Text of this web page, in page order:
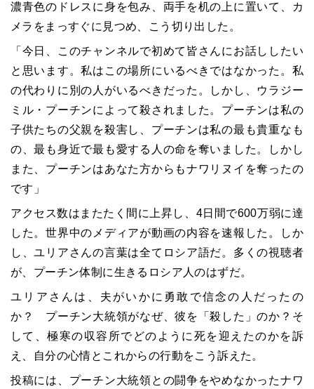
濃青色のドレスに身を包み、両手を机の上に置いて、カ
メラをまっすぐに見つめ、こう切り出した。
「今日、このチャンネルで初めて皆さんにお話ししたい
と思います。私はこの場所にいるべきではなかった。私
の代わりに別の人がいるべきだった。しかし、ウラジー
ミル・プーチンによって殺されました。プーチンは私の
子供たちの父親を殺害し、プーチンは私の最も貴重なも
の、最も身近で最も愛する人の命を奪いました。しかし
また、プーチンはあなた方からもナワリヌイを奪ったの
です」
アクセス数はまたたく間に上昇し、4日間で600万弱に達
した。世界中のメディアが動画の内容を速報した。しか
し、ユリアさんの言葉は全てロシア語だ。多くの視聴者
が、プーチン体制に生きるロシア人のはずだ。
ユリアさんは、夫がいかに勇敢で信念の人だったの
か？ プーチン大統領がなぜ、彼を「殺した」のか？そ
して、極寒の収容所でどのように死を迎えたのかを訴
え、自分の心情とこれからの行動をこう訴えた。
投稿には、プーチン大統領との闘争をやめなかったナワ